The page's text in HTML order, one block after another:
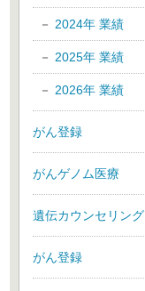
2024年 業績
2025年 業績
2026年 業績
がん登録
がんゲノム医療
遺伝カウンセリング
がん登録